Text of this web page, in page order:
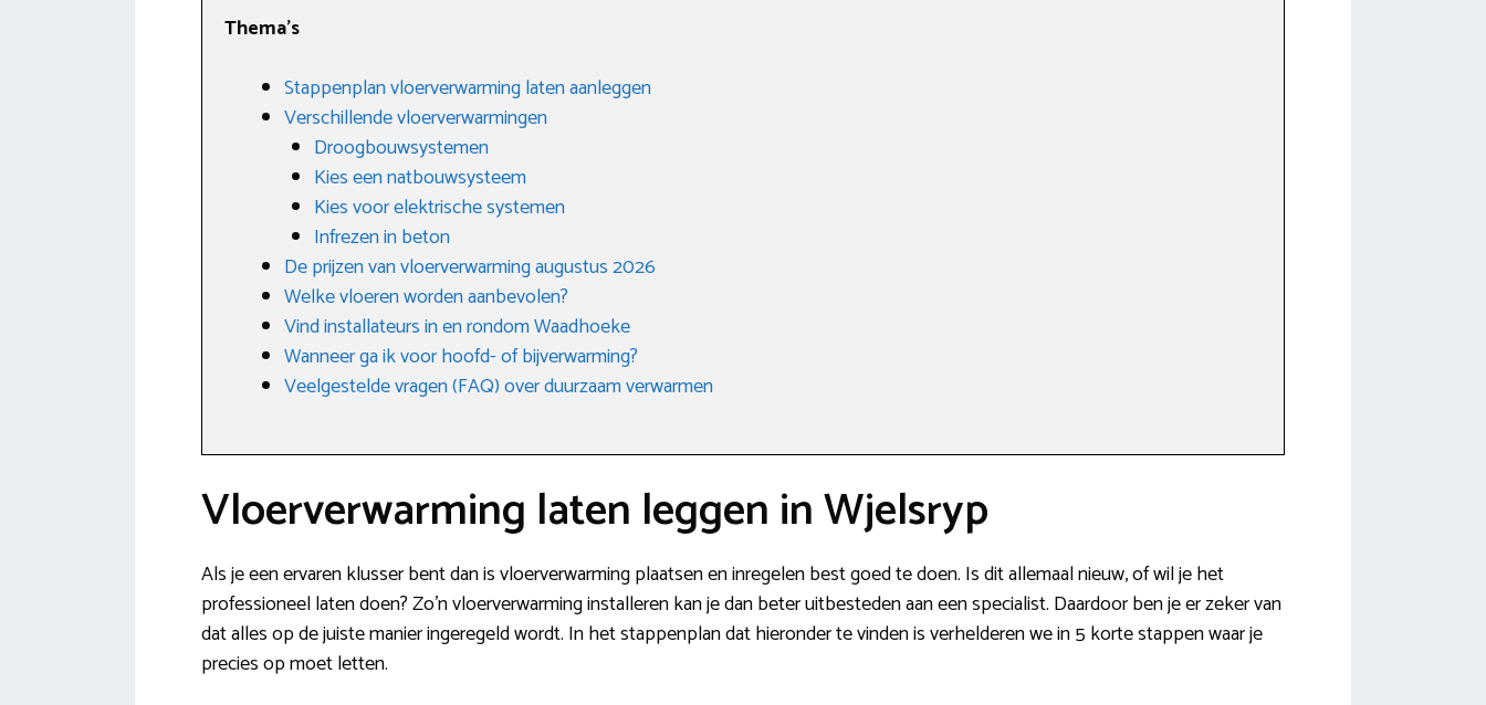
Thema’s
Stappenplan vloerverwarming laten aanleggen
Verschillende vloerverwarmingen
Droogbouwsystemen
Kies een natbouwsysteem
Kies voor elektrische systemen
Infrezen in beton
De prijzen van vloerverwarming augustus 2026
Welke vloeren worden aanbevolen?
Vind installateurs in en rondom Waadhoeke
Wanneer ga ik voor hoofd- of bijverwarming?
Veelgestelde vragen (FAQ) over duurzaam verwarmen
Vloerverwarming laten leggen in Wjelsryp
Als je een ervaren klusser bent dan is vloerverwarming plaatsen en inregelen best goed te doen. Is dit allemaal nieuw, of wil je het
professioneel laten doen? Zo’n vloerverwarming installeren kan je dan beter uitbesteden aan een specialist. Daardoor ben je er zeker van
dat alles op de juiste manier ingeregeld wordt. In het stappenplan dat hieronder te vinden is verhelderen we in 5 korte stappen waar je
precies op moet letten.